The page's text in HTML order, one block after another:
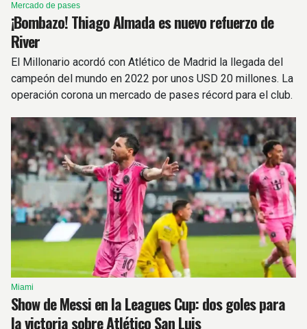
Mercado de pases
¡Bombazo! Thiago Almada es nuevo refuerzo de
River
El Millonario acordó con Atlético de Madrid la llegada del
campeón del mundo en 2022 por unos USD 20 millones. La
operación corona un mercado de pases récord para el club.
Miami
Show de Messi en la Leagues Cup: dos goles para
la victoria sobre Atlético San Luis